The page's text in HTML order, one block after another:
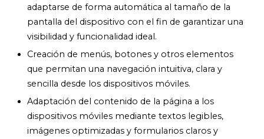
adaptarse de forma automática al tamaño de la
pantalla del dispositivo con el fin de garantizar una
visibilidad y funcionalidad ideal.
Creación de menús, botones y otros elementos
que permitan una navegación intuitiva, clara y
sencilla desde los dispositivos móviles.
Adaptación del contenido de la página a los
dispositivos móviles mediante textos legibles,
imágenes optimizadas y formularios claros y